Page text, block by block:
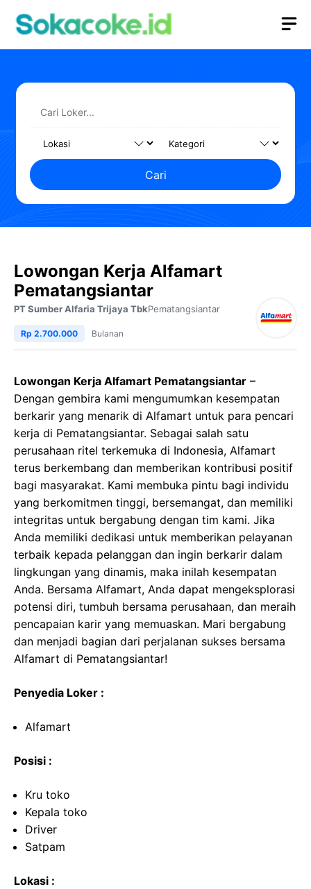
Cari
Lowongan Kerja Alfamart
Pematangsiantar
PT Sumber Alfaria Trijaya TbkPematangsiantar
Rp 2.700.000 Bulanan
Lowongan Kerja Alfamart Pematangsiantar –
Dengan gembira kami mengumumkan kesempatan
berkarir yang menarik di Alfamart untuk para pencari
kerja di Pematangsiantar. Sebagai salah satu
perusahaan ritel terkemuka di Indonesia, Alfamart
terus berkembang dan memberikan kontribusi positif
bagi masyarakat. Kami membuka pintu bagi individu
yang berkomitmen tinggi, bersemangat, dan memiliki
integritas untuk bergabung dengan tim kami. Jika
Anda memiliki dedikasi untuk memberikan pelayanan
terbaik kepada pelanggan dan ingin berkarir dalam
lingkungan yang dinamis, maka inilah kesempatan
Anda. Bersama Alfamart, Anda dapat mengeksplorasi
potensi diri, tumbuh bersama perusahaan, dan meraih
pencapaian karir yang memuaskan. Mari bergabung
dan menjadi bagian dari perjalanan sukses bersama
Alfamart di Pematangsiantar!
Penyedia Loker :
Alfamart
Posisi :
Kru toko
Kepala toko
Driver
Satpam
Lokasi :